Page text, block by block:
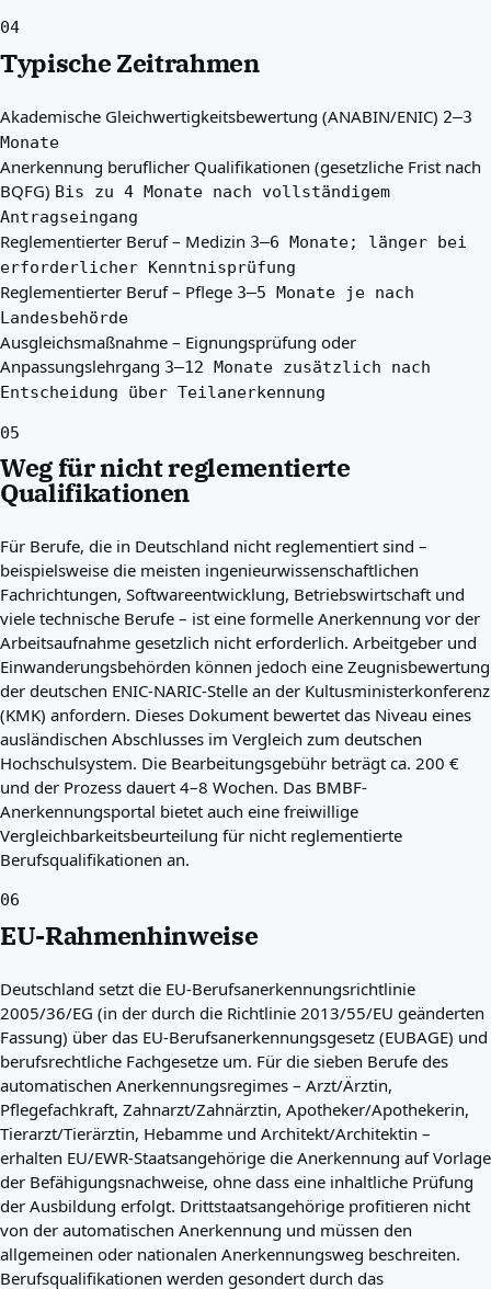
04
Typische Zeitrahmen
Akademische Gleichwertigkeitsbewertung (ANABIN/ENIC) 2–3
Monate
Anerkennung beruflicher Qualifikationen (gesetzliche Frist nach
BQFG) Bis zu 4 Monate nach vollständigem
Antragseingang
Reglementierter Beruf – Medizin 3–6 Monate; länger bei
erforderlicher Kenntnisprüfung
Reglementierter Beruf – Pflege 3–5 Monate je nach
Landesbehörde
Ausgleichsmaßnahme – Eignungsprüfung oder
Anpassungslehrgang 3–12 Monate zusätzlich nach
Entscheidung über Teilanerkennung
05
Weg für nicht reglementierte
Qualifikationen
Für Berufe, die in Deutschland nicht reglementiert sind –
beispielsweise die meisten ingenieurwissenschaftlichen
Fachrichtungen, Softwareentwicklung, Betriebswirtschaft und
viele technische Berufe – ist eine formelle Anerkennung vor der
Arbeitsaufnahme gesetzlich nicht erforderlich. Arbeitgeber und
Einwanderungsbehörden können jedoch eine Zeugnisbewertung
der deutschen ENIC-NARIC-Stelle an der Kultusministerkonferenz
(KMK) anfordern. Dieses Dokument bewertet das Niveau eines
ausländischen Abschlusses im Vergleich zum deutschen
Hochschulsystem. Die Bearbeitungsgebühr beträgt ca. 200 €
und der Prozess dauert 4–8 Wochen. Das BMBF-
Anerkennungsportal bietet auch eine freiwillige
Vergleichbarkeitsbeurteilung für nicht reglementierte
Berufsqualifikationen an.
06
EU-Rahmenhinweise
Deutschland setzt die EU-Berufsanerkennungsrichtlinie
2005/36/EG (in der durch die Richtlinie 2013/55/EU geänderten
Fassung) über das EU-Berufsanerkennungsgesetz (EUBAGE) und
berufsrechtliche Fachgesetze um. Für die sieben Berufe des
automatischen Anerkennungsregimes – Arzt/Ärztin,
Pflegefachkraft, Zahnarzt/Zahnärztin, Apotheker/Apothekerin,
Tierarzt/Tierärztin, Hebamme und Architekt/Architektin –
erhalten EU/EWR-Staatsangehörige die Anerkennung auf Vorlage
der Befähigungsnachweise, ohne dass eine inhaltliche Prüfung
der Ausbildung erfolgt. Drittstaatsangehörige profitieren nicht
von der automatischen Anerkennung und müssen den
allgemeinen oder nationalen Anerkennungsweg beschreiten.
Berufsqualifikationen werden gesondert durch das